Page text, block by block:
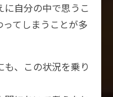
に自分の中で思うこ
てしまうことが多
、この状況を乗り